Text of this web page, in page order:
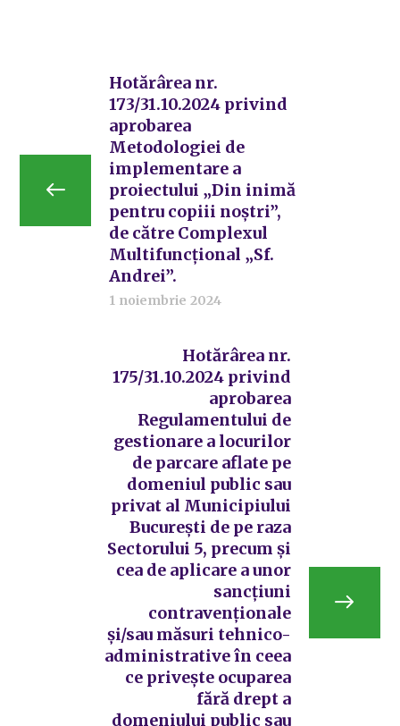
Hotărârea nr.
173/31.10.2024 privind
aprobarea
Metodologiei de
implementare a
proiectului „Din inimă
pentru copiii noștri”,
de către Complexul
Multifuncțional „Sf.
Andrei”.
1 noiembrie 2024
Hotărârea nr.
175/31.10.2024 privind
aprobarea
Regulamentului de
gestionare a locurilor
de parcare aflate pe
domeniul public sau
privat al Municipiului
București de pe raza
Sectorului 5, precum și
cea de aplicare a unor
sancțiuni
contravenționale
și/sau măsuri tehnico-
administrative în ceea
ce privește ocuparea
fără drept a
domeniului public sau